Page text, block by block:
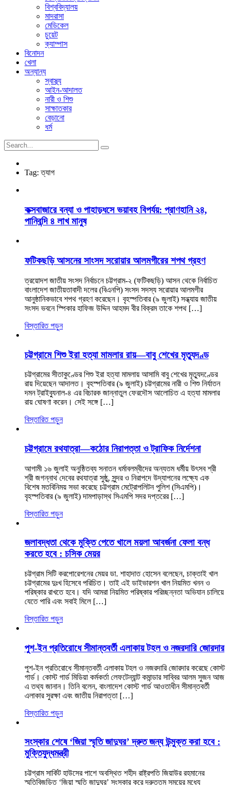
বিশ্ববিদ্যালয়
মাদরাসা
মেডিকেল
চুয়েট
ক্যাম্পাস
বিনোদন
খেলা
অন্যান্য
স্বাস্থ্য
আইন-আদালত
নারী ও শিশু
সাক্ষাতকার
বেড়ানো
ধর্ম
Tag:ত্যাগ
কক্সবাজারে বন্যা ও পাহাড়ধসে ভয়াবহ বিপর্যয়: প্রাণহানি ২৪,
পানিবন্দি ৪ লাখ মানুষ
ফটিকছড়ি আসনের সাংসদ সরোয়ার আলমগীরের শপথ গ্রহণ
ত্রয়োদশ জাতীয় সংসদ নির্বাচনে চট্টগ্রাম-২ (ফটিকছড়ি) আসন থেকে নির্বাচিত
বাংলাদেশ জাতীয়তাবাদী দলের (বিএনপি) সংসদ সদস্য সরোয়ার আলমগীর
আনুষ্ঠানিকভাবে শপথ গ্রহণ করেছেন। বৃহস্পতিবার (৯ জুলাই) সন্ধ্যায় জাতীয়
সংসদ ভবনে স্পিকার হাফিজ উদ্দিন আহমদ বীর বিক্রম তাকে শপথ […]
বিস্তারিত পড়ুন
চট্টগ্রামে শিশু ইরা হত্যা মামলার রায়—বাবু শেখের মৃত্যুদণ্ড
চট্টগ্রামের সীতাকুণ্ডের শিশু ইরা হত্যা মামলায় আসামি বাবু শেখের মৃত্যুদণ্ডের
রায় দিয়েছেন আদালত। বৃহস্পতিবার (৯ জুলাই) চট্টগ্রামের নারী ও শিশু নির্যাতন
দমন ট্রাইব্যুনাল-৪ এর বিচারক জান্নাতুল ফেরদৌস আলোচিত এ হত্যা মামলার
রায় ঘোষণা করেন। সেই সঙ্গে […]
বিস্তারিত পড়ুন
চট্টগ্রামে রথযাত্রা—কঠোর নিরাপত্তা ও ট্রাফিক নির্দেশনা
আগামী ১৬ জুলাই অনুষ্ঠিতব্য সনাতন ধর্মাবলম্বীদের অন্যতম ধর্মীয় উৎসব শ্রী
শ্রী জগন্নাথ দেবের রথযাত্রা সুষ্ঠু, সুন্দর ও নিরাপদে উদ্‌যাপনের লক্ষ্যে এক
বিশেষ মতবিনিময় সভা করেছে চট্টগ্রাম মেট্রোপলিটন পুলিশ (সিএমপি)।
বৃহস্পতিবার (৯ জুলাই) দামপাড়াস্থ সিএমপি সদর দপ্তরের […]
বিস্তারিত পড়ুন
জলাবদ্ধতা থেকে মুক্তি পেতে খালে ময়লা আবর্জনা ফেলা বন্ধ
করতে হবে : চসিক মেয়র
চট্টগ্রাম সিটি করপোরেশনের মেয়র ডা. শাহাদাত হোসেন বলেছেন, চাক্তাই খাল
চট্টগ্রামের দুঃখ হিসেবে পরিচিত। তাই এই ডাইভারশন খাল নিয়মিত খনন ও
পরিষ্কার রাখতে হবে। যদি আমরা নিয়মিত পরিষ্কার পরিচ্ছন্নতা অভিযান চালিয়ে
যেতে পারি এবং সবাই মিলে […]
বিস্তারিত পড়ুন
পুশ-ইন প্রতিরোধে সীমান্তবর্তী এলাকায় টহল ও নজরদারি জোরদার
পুশ-ইন প্রতিরোধে সীমান্তবর্তী এলাকায় টহল ও নজরদারি জোরদার করেছে কোস্ট
গার্ড। কোস্ট গার্ড মিডিয়া কর্মকর্তা লেফটেন্যান্ট কমান্ডার সাব্বির আলম সুজন আজ
এ তথ্য জানান। তিনি বলেন, বাংলাদেশ কোস্ট গার্ড আওতাধীন সীমান্তবর্তী
এলাকার সুরক্ষা এবং জাতীয় নিরাপত্তা […]
বিস্তারিত পড়ুন
সংস্কার শেষে ‘জিয়া স্মৃতি জাদুঘর’ দ্রুত জন্য উন্মুক্ত করা হবে :
মুক্তিযুদ্ধমন্ত্রী
চট্টগ্রাম সার্কিট হাউসের পাশে অবস্থিত শহীদ রাষ্ট্রপতি জিয়াউর রহমানের
স্মৃতিবিজড়িত ‘জিয়া স্মৃতি জাদুঘর’ সংস্কার করে দ্রুততম সময়ের মধ্যে